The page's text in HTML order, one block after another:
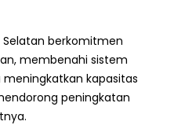
Selatan berkomitmen
membenahi sistem
kapasitas
peningkatan